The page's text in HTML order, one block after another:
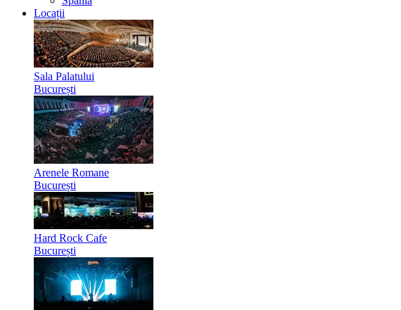
Locații
Sala Palatului
București
Arenele Romane
București
Hard Rock Cafe
București